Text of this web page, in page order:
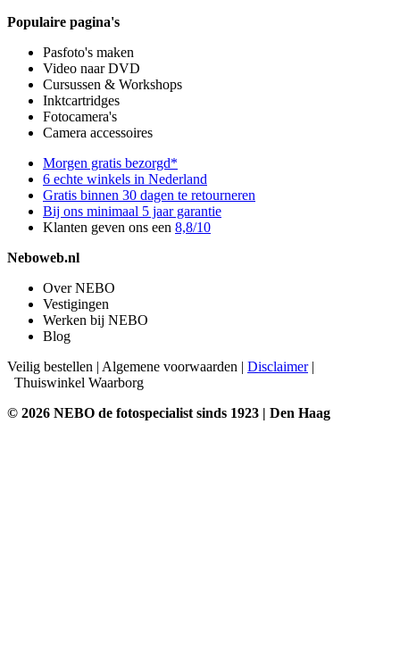
Populaire pagina's
Pasfoto's maken
Video naar DVD
Cursussen & Workshops
Inktcartridges
Fotocamera's
Camera accessoires
Morgen gratis bezorgd*
6 echte winkels in Nederland
Gratis binnen 30 dagen te retourneren
Bij ons minimaal 5 jaar garantie
Klanten geven ons een 8,8/10
Neboweb.nl
Over NEBO
Vestigingen
Werken bij NEBO
Blog
Veilig bestellen | Algemene voorwaarden | Disclaimer|
Thuiswinkel Waarborg
© 2026 NEBO de fotospecialist sinds 1923 | Den Haag